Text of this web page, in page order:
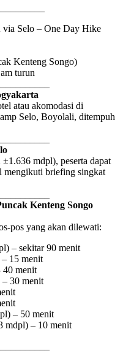
via Selo – One Day Hike
Kenteng Songo)
turun
atau akomodasi di
Selo, Boyolali, ditempuh
mdpl), peserta dapat
mengikuti briefing singkat
Kenteng Songo
pos yang akan dilewati:
– sekitar 90 menit
15 menit
40 menit
30 menit
– 50 menit
mdpl) – 10 menit